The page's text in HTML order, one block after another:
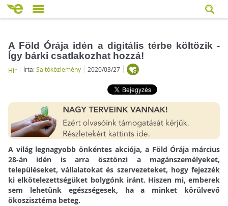
A Föld Órája idén a digitális térbe költözik -
Így bárki csatlakozhat hozzá!
Hír írta:Sajtóközlemény 2020/03/27
A világ legnagyobb önkéntes akciója, a Föld Órája március
28-án idén is arra ösztönzi a magánszemélyeket,
településeket, vállalatokat és szervezeteket, hogy fejezzék
ki elkötelezettségüket bolygónk iránt. Hiszen mi, emberek
sem lehetünk egészségesek, ha a minket körülvevő
ökoszisztéma beteg.